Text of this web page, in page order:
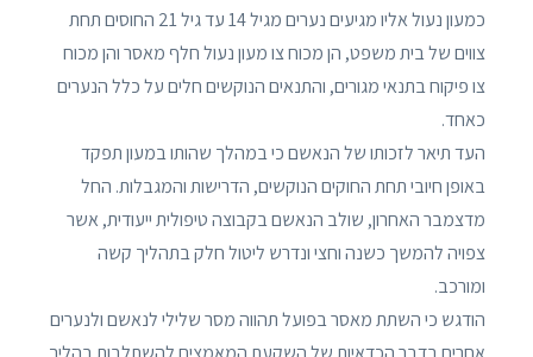
כמעון נעול אליו מגיעים נערים מגיל 14 עד גיל 21 החוסים תחת
צווים של בית משפט, הן מכוח צו מעון נעול חלף מאסר והן מכוח
צו פיקוח בתנאי מגורים, והתנאים הנוקשים חלים על כלל הנערים
כאחד.
העד תיאר לזכותו של הנאשם כי במהלך שהותו במעון תפקד
באופן חיובי תחת החוקים הנוקשים, הדרישות והמגבלות. החל
מדצמבר האחרון, שולב הנאשם בקבוצה טיפולית ייעודית, אשר
צפויה להמשך כשנה וחצי ונדרש ליטול חלק בתהליך קשה
ומורכב.
הודגש כי השתת מאסר בפועל תהווה מסר שלילי לנאשם ולנערים